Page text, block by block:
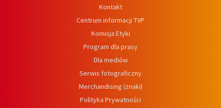
Kontakt
Centrum informacji TVP
Komisja Etyki
Program dla prasy
Dla mediów
Serwis fotograficzny
Merchandising (znaki)
Polityka Prywatności